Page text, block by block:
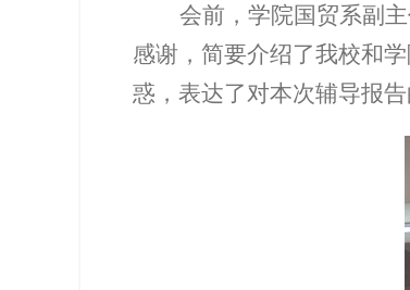
会前，学院国贸系副
感谢，简要介绍了我校和
惑，表达了对本次辅导报告